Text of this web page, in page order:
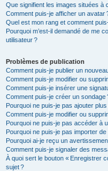
Que signifient les images situées à
Comment puis-je afficher un avatar
Quel est mon rang et comment
Pourquoi m’est-il demandé de me
utilisateur ?
Problèmes de publication
Comment puis-je publier un
Comment puis-je modifier ou
Comment puis-je insérer une
Comment puis-je créer un sondage
Pourquoi ne puis-je pas ajouter
Comment puis-je modifier ou
Pourquoi ne puis-je pas accéder à
Pourquoi ne puis-je pas importer
Pourquoi ai-je reçu un
Comment puis-je signaler des
À quoi sert le bouton « Enregistrer
sujet ?